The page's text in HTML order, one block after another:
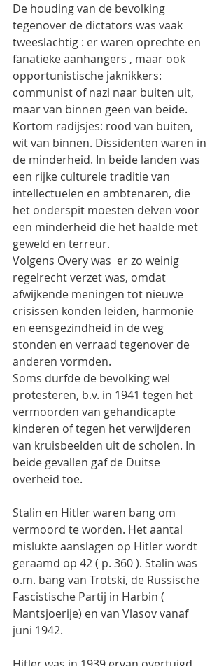
De houding van de bevolking
tegenover de dictators was vaak
tweeslachtig : er waren oprechte en
fanatieke aanhangers , maar ook
opportunistische jaknikkers:
communist of nazi naar buiten uit,
maar van binnen geen van beide.
Kortom radijsjes: rood van buiten,
wit van binnen. Dissidenten waren in
de minderheid. In beide landen was
een rijke culturele traditie van
intellectuelen en ambtenaren, die
het onderspit moesten delven voor
een minderheid die het haalde met
geweld en terreur.
Volgens Overy was  er zo weinig
regelrecht verzet was, omdat
afwijkende meningen tot nieuwe
crisissen konden leiden, harmonie
en eensgezindheid in de weg
stonden en verraad tegenover de
anderen vormden.
Soms durfde de bevolking wel
protesteren, b.v. in 1941 tegen het
vermoorden van gehandicapte
kinderen of tegen het verwijderen
van kruisbeelden uit de scholen. In
beide gevallen gaf de Duitse
overheid toe.
Stalin en Hitler waren bang om
vermoord te worden. Het aantal
mislukte aanslagen op Hitler wordt
geraamd op 42 ( p. 360 ). Stalin was
o.m. bang van Trotski, de Russische
Fascistische Partij in Harbin (
Mantsjoerije) en van Vlasov vanaf
juni 1942.